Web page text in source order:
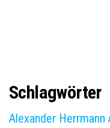
Schlagwörter
Alexander Herrmann